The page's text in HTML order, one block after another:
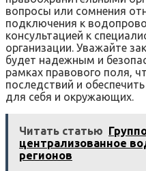
вопросы или сомнения
подключения к
консультацией к
организации. Уважайте
будет надежным и
рамках правового поля‚
последствий и
для себя и окружающих.
Читать статью
централизованное
регионов